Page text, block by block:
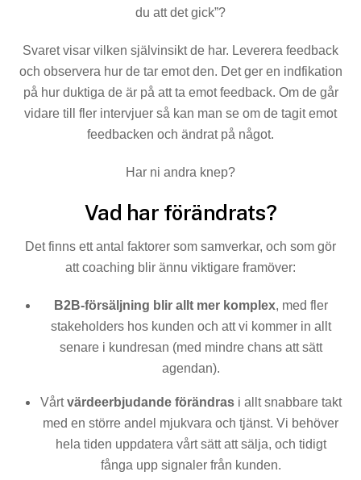
du att det gick”?
Svaret visar vilken självinsikt de har. Leverera feedback
och observera hur de tar emot den. Det ger en indfikation
på hur duktiga de är på att ta emot feedback. Om de går
vidare till fler intervjuer så kan man se om de tagit emot
feedbacken och ändrat på något.
Har ni andra knep?
Vad har förändrats?
Det finns ett antal faktorer som samverkar, och som gör
att coaching blir ännu viktigare framöver:
B2B-försäljning blir allt mer komplex, med fler
stakeholders hos kunden och att vi kommer in allt
senare i kundresan (med mindre chans att sätt
agendan).
Vårtvärdeerbjudande förändrasi allt snabbare takt
med en större andel mjukvara och tjänst. Vi behöver
hela tiden uppdatera vårt sätt att sälja, och tidigt
fånga upp signaler från kunden.